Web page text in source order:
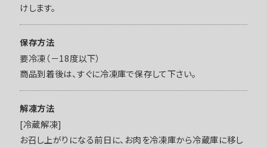
けします。
保存方法
要冷凍（－18度以下）
商品到着後は、すぐに冷凍庫で保存して下さい。
解凍方法
[冷蔵解凍]
お召し上がりになる前日に、お肉を冷凍庫から冷蔵庫に移し